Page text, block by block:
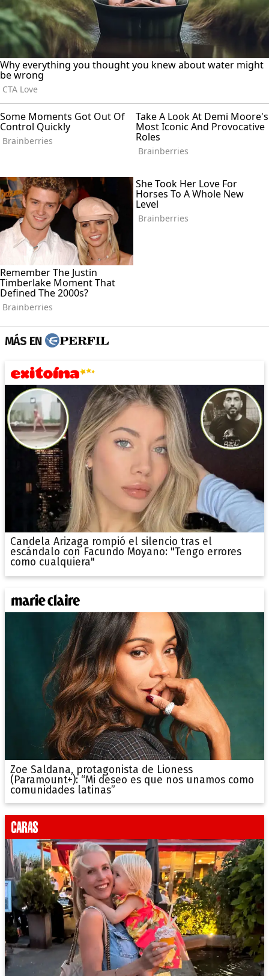
MÁS EN
Candela Arizaga rompió el silencio tras el
escándalo con Facundo Moyano: "Tengo errores
como cualquiera"
Zoe Saldana, protagonista de Lioness
(Paramount+): “Mi deseo es que nos unamos como
comunidades latinas”